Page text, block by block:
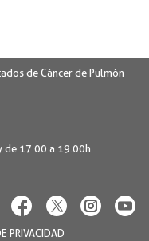
de Cáncer de Pulmón
de 17.00 a 19.00h
PRIVACIDAD